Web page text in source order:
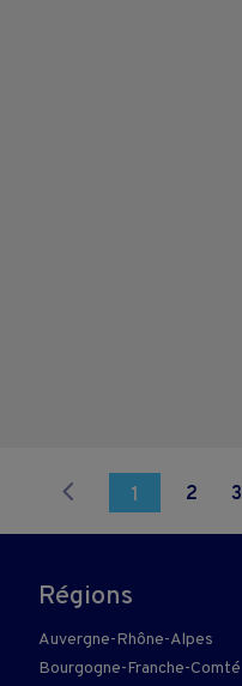
1 2 3
Régions
Auvergne-Rhône-Alpes
Bourgogne-Franche-Comté